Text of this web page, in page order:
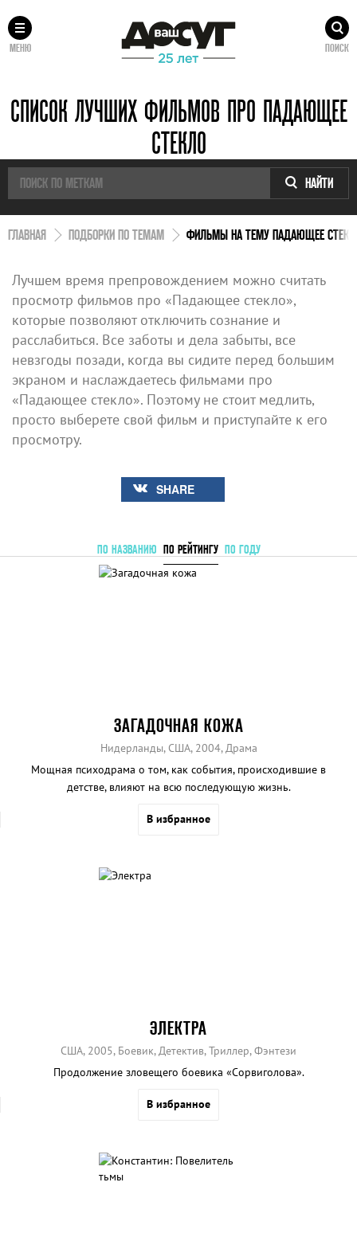
МЕНЮ ПОИСК
СПИСОК ЛУЧШИХ ФИЛЬМОВ ПРО ПАДАЮЩЕЕ
СТЕКЛО
НАЙТИ
ГЛАВНАЯ ПОДБОРКИ ПО ТЕМАМ ФИЛЬМЫ НА ТЕМУ ПАДАЮЩЕЕ
Лучшем время препровождением можно считать
просмотр фильмов про «Падающее стекло»,
которые позволяют отключить сознание и
расслабиться. Все заботы и дела забыты, все
невзгоды позади, когда вы сидите перед большим
экраном и наслаждаетесь фильмами про
«Падающее стекло». Поэтому не стоит медлить,
просто выберете свой фильм и приступайте к его
просмотру.
SHARE
ПО НАЗВАНИЮ ПО РЕЙТИНГУ ПО ГОДУ
ЗАГАДОЧНАЯ КОЖА
Нидерланды, США, 2004, Драма
Мощная психодрама о том, как события, происходившие в
детстве, влияют на всю последующую жизнь.
В избранное
ЭЛЕКТРА
США, 2005, Боевик, Детектив, Триллер, Фэнтези
Продолжение зловещего боевика «Сорвиголова».
В избранное